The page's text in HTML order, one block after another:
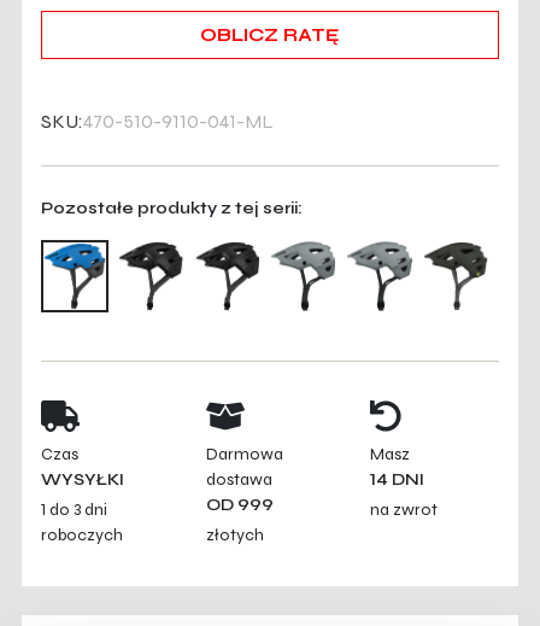
OBLICZ RATĘ
SKU:470-510-9110-041-ML
Pozostałe produkty z tej serii:
Czas
WYSYŁKI
1 do 3 dni
roboczych
Darmowa
dostawa
OD 999
złotych
Masz
14 DNI
na zwrot